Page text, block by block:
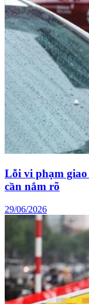
Lỗi vi phạm
cần nắm rõ
29/06/2026